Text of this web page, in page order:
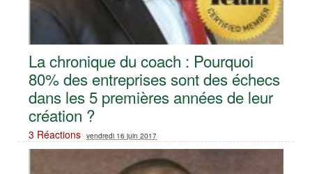
La chronique du coach : Pourquoi
80% des entreprises sont des échecs
dans les 5 premières années de leur
création ?
3 Réactions vendredi 16 juin 2017